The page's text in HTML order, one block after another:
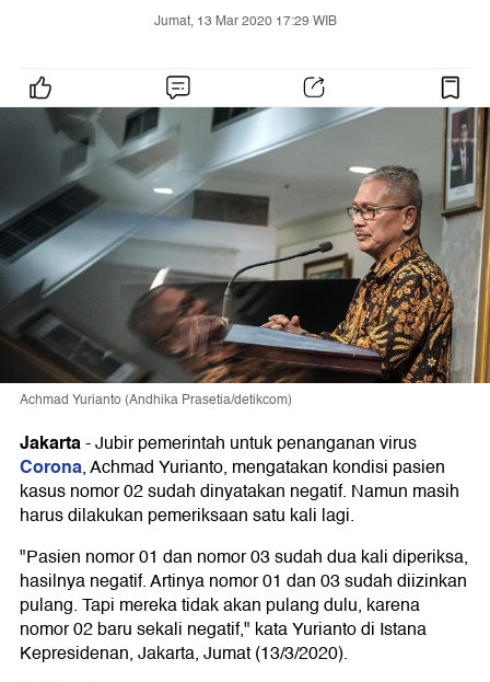
Jumat, 13 Mar 2020 17:29 WIB
Achmad Yurianto (Andhika Prasetia/detikcom)
Jakarta-Jubir pemerintah untuk penanganan virus
Corona, Achmad Yurianto, mengatakan kondisi pasien
kasus nomor 02 sudah dinyatakan negatif. Namun masih
harus dilakukan pemeriksaan satu kali lagi.
"Pasien nomor 01 dan nomor 03 sudah dua kali diperiksa,
hasilnya negatif. Artinya nomor 01 dan 03 sudah diizinkan
pulang. Tapi mereka tidak akan pulang dulu, karena
nomor 02 baru sekali negatif," kata Yurianto di Istana
Kepresidenan, Jakarta, Jumat (13/3/2020).